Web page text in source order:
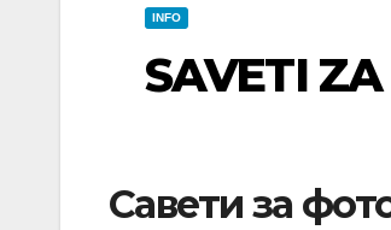
INFO
SAVETI
Савети за